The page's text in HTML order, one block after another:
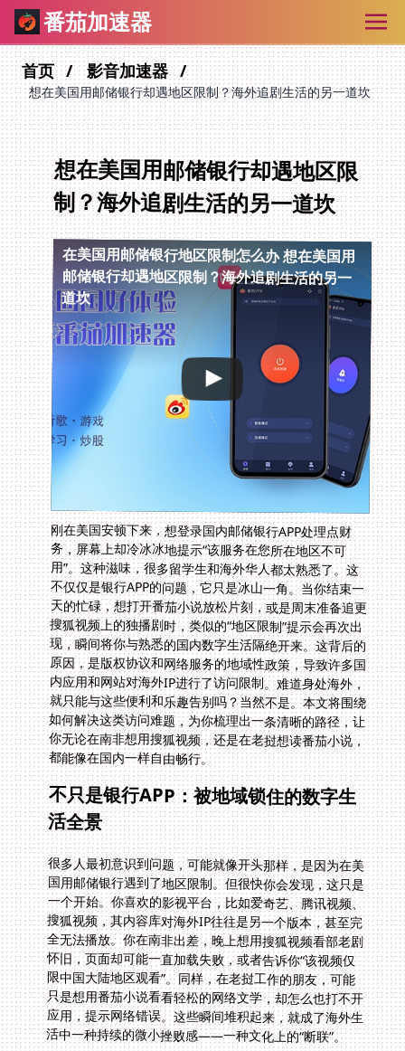
番茄加速器
首页 影音加速器
想在美国用邮储银行却遇地区限制？海外追剧生活的另一道坎
想在美国用邮储银行却遇地区限
制？海外追剧生活的另一道坎
在美国用邮储银行地区限制怎么办 想在美国用
邮储银行却遇地区限制？海外追剧生活的另一
道坎
刚在美国安顿下来，想登录国内邮储银行APP处理点财
务，屏幕上却冷冰冰地提示“该服务在您所在地区不可
用”。这种滋味，很多留学生和海外华人都太熟悉了。这
不仅仅是银行APP的问题，它只是冰山一角。当你结束一
天的忙碌，想打开番茄小说放松片刻，或是周末准备追更
搜狐视频上的独播剧时，类似的“地区限制”提示会再次出
现，瞬间将你与熟悉的国内数字生活隔绝开来。这背后的
原因，是版权协议和网络服务的地域性政策，导致许多国
内应用和网站对海外IP进行了访问限制。难道身处海外，
就只能与这些便利和乐趣告别吗？当然不是。本文将围绕
如何解决这类访问难题，为你梳理出一条清晰的路径，让
你无论在南非想用搜狐视频，还是在老挝想读番茄小说，
都能像在国内一样自由畅行。
不只是银行APP：被地域锁住的数字生
活全景
很多人最初意识到问题，可能就像开头那样，是因为在美
国用邮储银行遇到了地区限制。但很快你会发现，这只是
一个开始。你喜欢的影视平台，比如爱奇艺、腾讯视频、
搜狐视频，其内容库对海外IP往往是另一个版本，甚至完
全无法播放。你在南非出差，晚上想用搜狐视频看部老剧
怀旧，页面却可能一直加载失败，或者告诉你“该视频仅
限中国大陆地区观看”。同样，在老挝工作的朋友，可能
只是想用番茄小说看看轻松的网络文学，却怎么也打不开
应用，提示网络错误。这些瞬间堆积起来，就成了海外生
活中一种持续的微小挫败感——一种文化上的“断联”。